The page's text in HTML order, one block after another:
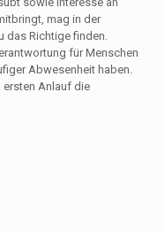
mag in der
das Richtige finden.
für Menschen
Abwesenheit haben.
ersten Anlauf die